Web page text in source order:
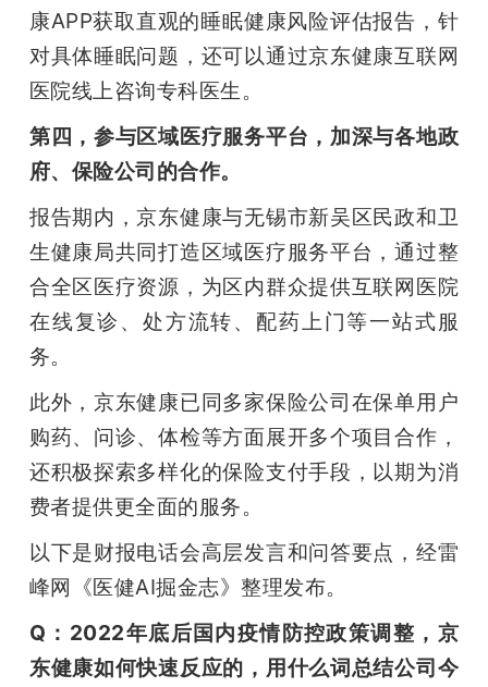
康APP获取直观的睡眠健康风险评估报告，针
对具体睡眠问题，还可以通过京东健康互联网
医院线上咨询专科医生。
第四，参与区域医疗服务平台，加深与各地政
府、保险公司的合作。
报告期内，京东健康与无锡市新吴区民政和卫
生健康局共同打造区域医疗服务平台，通过整
合全区医疗资源，为区内群众提供互联网医院
在线复诊、处方流转、配药上门等一站式服
务。
此外，京东健康已同多家保险公司在保单用户
购药、问诊、体检等方面展开多个项目合作，
还积极探索多样化的保险支付手段，以期为消
费者提供更全面的服务。
以下是财报电话会高层发言和问答要点，经雷
峰网《医健AI掘金志》整理发布。
Q：2022年底后国内疫情防控政策调整，京
东健康如何快速反应的，用什么词总结公司今